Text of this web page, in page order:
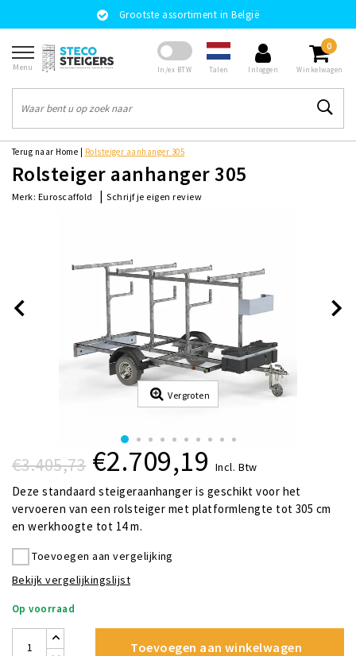
Grootste assortiment in België
Menu In/ex BTW Talen Inloggen
0
Winkelwagen
Terug naar Home Rolsteiger aanhanger 305
Rolsteiger aanhanger 305
Merk: Euroscaffold |Schrijf je eigen review
Vergroten
€3.405,73 €2.709,19 Incl. Btw
Deze standaard steigeraanhanger is geschikt voor het
vervoeren van een rolsteiger met platformlengte tot 305 cm
en werkhoogte tot 14 m.
Toevoegen aan vergelijking
Bekijk vergelijkingslijst
Op voorraad
Toevoegen aan winkelwagen